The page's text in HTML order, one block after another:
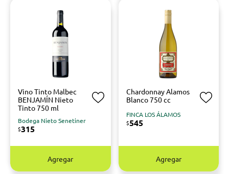
Vino Tinto Malbec
BENJAMÍN Nieto
Tinto 750 ml
Bodega Nieto Senetiner
$315
Agregar
Chardonnay Alamos
Blanco 750 cc
FINCA LOS ÁLAMOS
$545
Agregar